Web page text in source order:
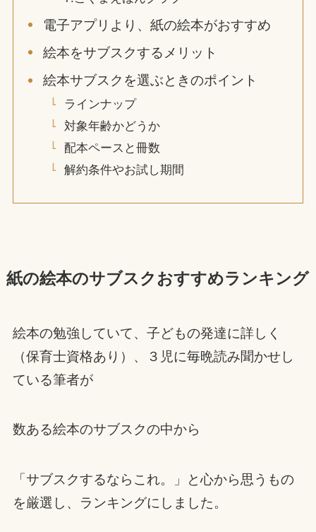
電子アプリより、紙の絵本がおすすめ
絵本をサブスクするメリット
絵本サブスクを選ぶときのポイント
ラインナップ
対象年齢かどうか
配本ペースと冊数
解約条件やお試し期間
紙の絵本のサブスクおすすめランキング
絵本の勉強していて、子どもの発達に詳しく
（保育士資格あり）、３児に毎晩読み聞かせし
ている筆者が
数ある絵本のサブスクの中から
「サブスクするならこれ。」と心から思うもの
を厳選し、ランキングにしました。